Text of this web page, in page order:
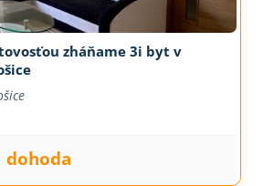
zháňame 3i byt v
dohoda